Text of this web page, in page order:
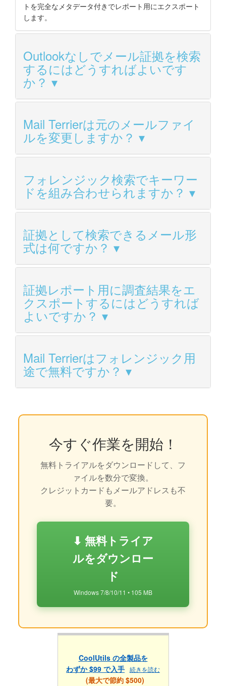
トを完全なメタデータ付きでレポート用にエクスポート
します。
Outlookなしでメール証拠を検索
するにはどうすればよいです
か？
Mail Terrierは元のメールファイ
ルを変更しますか？
フォレンジック検索でキーワー
ドを組み合わせられますか？
証拠として検索できるメール形
式は何ですか？
証拠レポート用に調査結果をエ
クスポートするにはどうすれば
よいですか？
Mail Terrierはフォレンジック用
途で無料ですか？
今すぐ作業を開始！
無料トライアルをダウンロードして、フ
ァイルを数分で変換。
クレジットカードもメールアドレスも不
要。
⬇ 無料トライア
ルをダウンロー
ド
Windows 7/8/10/11 • 105 MB
CoolUtils の全製品を
わずか $99 で入手 続きを読む
(最大で節約 $500)